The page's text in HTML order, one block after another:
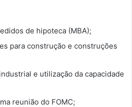
de hipoteca (MBA);
para construção e construções
e utilização da capacidade
reunião do FOMC;